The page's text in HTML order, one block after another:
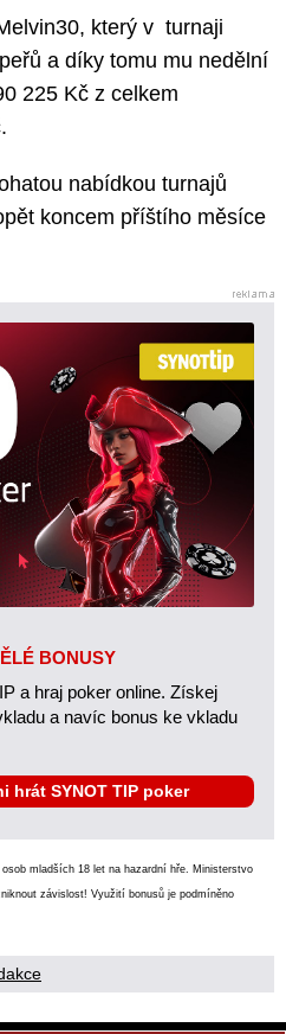
který v turnaji
a díky tomu mu nedělní
225 Kč z celkem
.
nabídkou turnajů
koncem příštího měsíce
BONUSY
a hraj poker online. Získej
a navíc bonus ke vkladu
hrát SYNOT TIP poker
mladších 18 let na hazardní hře. Ministerstvo
závislost! Využití bonusů je podmíněno